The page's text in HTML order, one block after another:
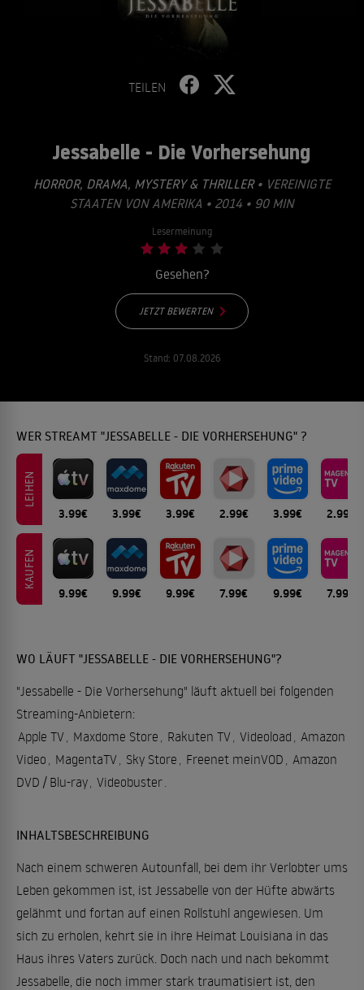
TEILEN
Jessabelle - Die Vorhersehung
HORROR, DRAMA, MYSTERY & THRILLER• VEREINIGTE
STAATEN VON AMERIKA • 2014 • 90 MIN
Lesermeinung
Gesehen?
JETZT BEWERTEN
Stand: 07.08.2026
WER STREAMT "JESSABELLE - DIE VORHERSEHUNG" ?
LEIHEN
3.99€ 3.99€ 3.99€ 2.99€ 3.99€ 2.99€
KAUFEN
9.99€ 9.99€ 9.99€ 7.99€ 9.99€ 7.99€
WO LÄUFT "JESSABELLE - DIE VORHERSEHUNG"?
"Jessabelle - Die Vorhersehung" läuft aktuell bei folgenden
Streaming-Anbietern:
Apple TV, Maxdome Store , Rakuten TV, Videoload , Amazon
Video , MagentaTV, Sky Store , Freenet meinVOD , Amazon
DVD / Blu-ray, Videobuster.
INHALTSBESCHREIBUNG
Nach einem schweren Autounfall, bei dem ihr Verlobter ums
Leben gekommen ist, ist Jessabelle von der Hüfte abwärts
gelähmt und fortan auf einen Rollstuhl angewiesen. Um
sich zu erholen, kehrt sie in ihre Heimat Louisiana in das
Haus ihres Vaters zurück. Doch nach und nach bekommt
Jessabelle, die noch immer stark traumatisiert ist, den